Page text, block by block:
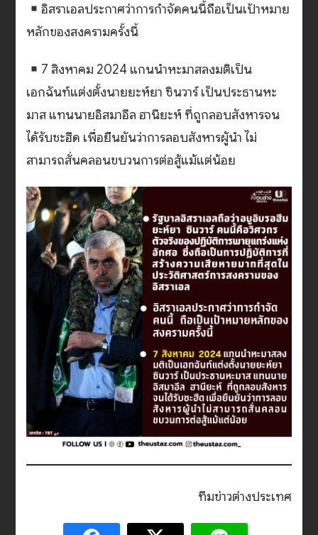
อิสราเอลประกาศว่าการกำจัดคนนี้ถือเป็นเป้าหมาย
หลักของสงครามครั้งนี้
7 สิงหาคม 2024 แกนนำหะมาสลงมติเป็น
เอกฉันท์แต่งตั้งนายยะห์ยา ซินวาร์ เป็นประธานหะ
มาส แทนนายอิสมาอีล ฮานียะห์ ที่ถูกลอบสังหารจน
ได้รับชะฮีด เพื่อยืนยันว่าการลอบสังหารผู้นำ ไม่
สามารถสั่นคลอนขบวนการต่อสู้แม้แต่น้อย
ทีมข่าวต่างประเทศ